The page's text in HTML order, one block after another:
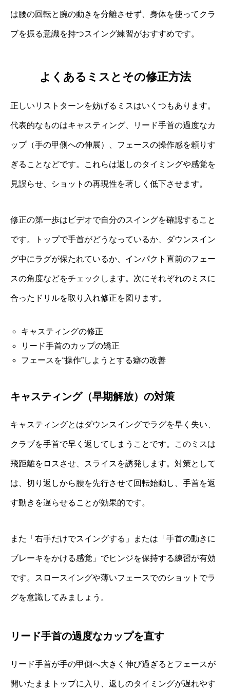
は腰の回転と腕の動きを分離させず、身体を使ってクラ
ブを振る意識を持つスイング練習がおすすめです。
よくあるミスとその修正方法
正しいリストターンを妨げるミスはいくつもあります。
代表的なものはキャスティング、リード手首の過度なカ
ップ（手の甲側への伸展）、フェースの操作感を頼りす
ぎることなどです。これらは返しのタイミングや感覚を
見誤らせ、ショットの再現性を著しく低下させます。
修正の第一歩はビデオで自分のスイングを確認すること
です。トップで手首がどうなっているか、ダウンスイン
グ中にラグが保たれているか、インパクト直前のフェー
スの角度などをチェックします。次にそれぞれのミスに
合ったドリルを取り入れ修正を図ります。
キャスティングの修正
リード手首のカップの矯正
フェースを“操作”しようとする癖の改善
キャスティング（早期解放）の対策
キャスティングとはダウンスイングでラグを早く失い、
クラブを手首で早く返してしまうことです。このミスは
飛距離をロスさせ、スライスを誘発します。対策として
は、切り返しから腰を先行させて回転始動し、手首を返
す動きを遅らせることが効果的です。
また「右手だけでスイングする」または「手首の動きに
ブレーキをかける感覚」でヒンジを保持する練習が有効
です。スロースイングや薄いフェースでのショットでラ
グを意識してみましょう。
リード手首の過度なカップを直す
リード手首が手の甲側へ大きく伸び過ぎるとフェースが
開いたままトップに入り、返しのタイミングが遅れやす